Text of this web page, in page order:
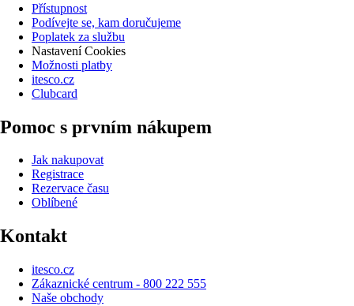
Přístupnost
Podívejte se, kam doručujeme
Poplatek za službu
Nastavení Cookies
Možnosti platby
itesco.cz
Clubcard
Pomoc s prvním nákupem
Jak nakupovat
Registrace
Rezervace času
Oblíbené
Kontakt
itesco.cz
Zákaznické centrum - 800 222 555
Naše obchody